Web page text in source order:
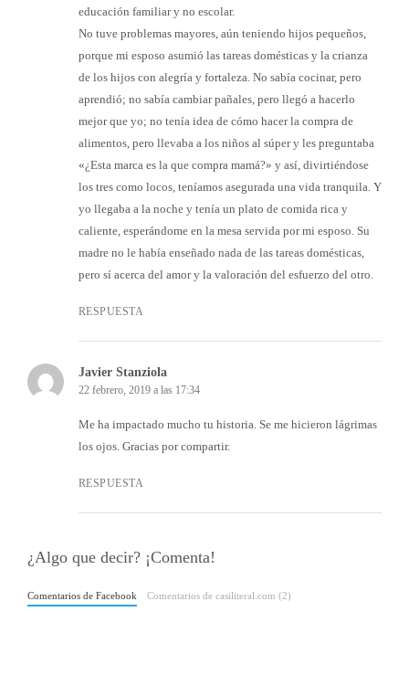
educación familiar y no escolar.
No tuve problemas mayores, aún teniendo hijos pequeños,
porque mi esposo asumió las tareas domésticas y la crianza
de los hijos con alegría y fortaleza. No sabía cocinar, pero
aprendió; no sabía cambiar pañales, pero llegó a hacerlo
mejor que yo; no tenía idea de cómo hacer la compra de
alimentos, pero llevaba a los niños al súper y les preguntaba
«¿Esta marca es la que compra mamá?» y así, divirtiéndose
los tres como locos, teníamos asegurada una vida tranquila. Y
yo llegaba a la noche y tenía un plato de comida rica y
caliente, esperándome en la mesa servida por mi esposo. Su
madre no le había enseñado nada de las tareas domésticas,
pero sí acerca del amor y la valoración del esfuerzo del otro.
RESPUESTA
Javier Stanziola
22 febrero, 2019 a las 17:34
Me ha impactado mucho tu historia. Se me hicieron lágrimas
los ojos. Gracias por compartir.
RESPUESTA
¿Algo que decir? ¡Comenta!
Comentarios de Facebook Comentarios de casiliteral.com (2)